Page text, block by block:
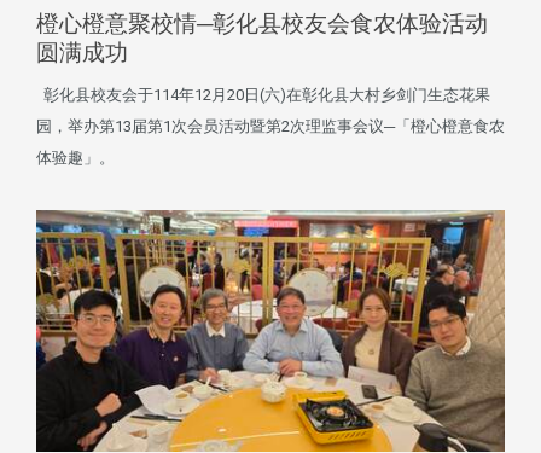
橙心橙意聚校情─彰化县校友会食农体验活动
圆满成功
彰化县校友会于114年12月20日(六)在彰化县大村乡剑门生态花果
园，举办第13届第1次会员活动暨第2次理监事会议─「橙心橙意食农
体验趣」。